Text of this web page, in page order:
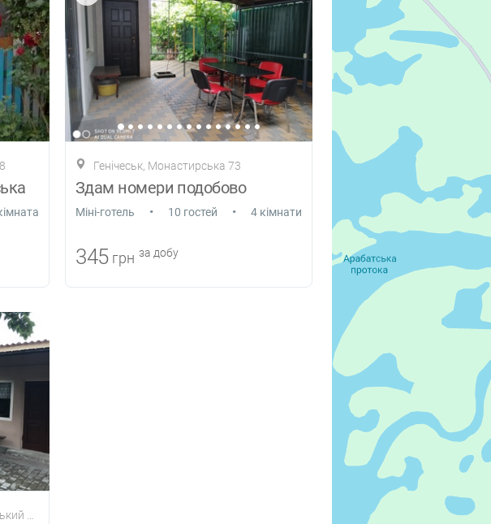
Генічеськ, Монастирська 73
Здам номери подобово
Міні-готель • 10 гостей • 4 кімнати
345 грн за добу
18